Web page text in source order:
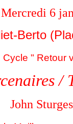
Mercredi 6
Berto
Cycle " Retour
/
John